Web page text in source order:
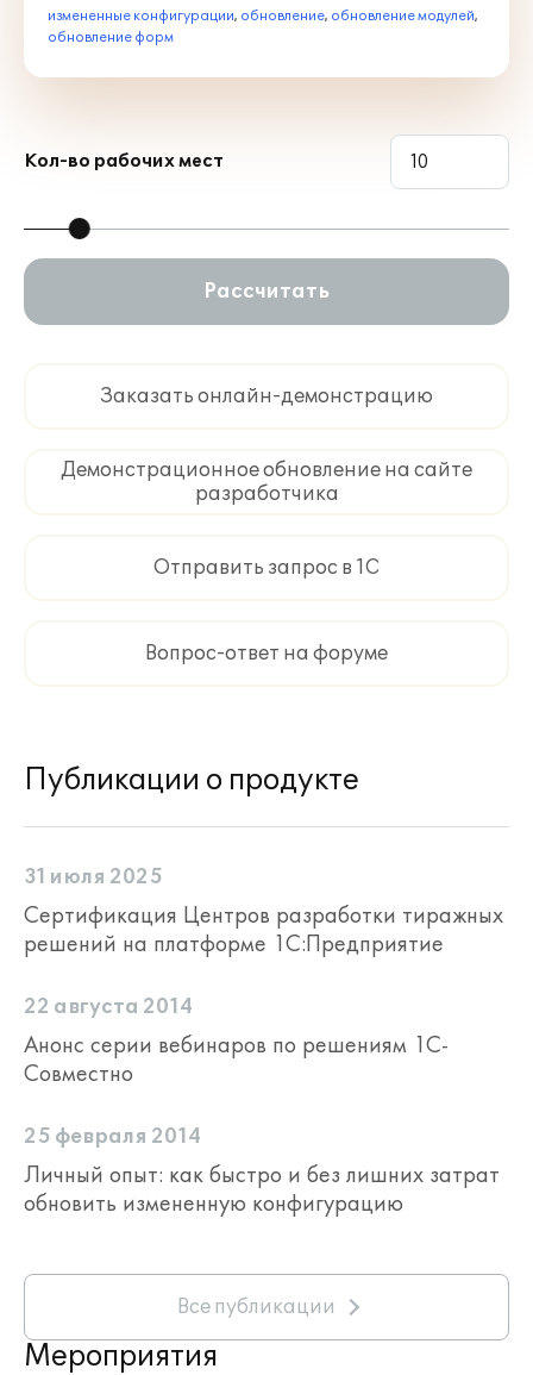
измененные конфигурации, обновление, обновление модулей,
обновление форм
Кол-во рабочих мест
Рассчитать
Заказать онлайн-демонстрацию
Демонстрационное обновление на сайте
разработчика
Отправить запрос в 1С
Вопрос-ответ на форуме
Публикации о продукте
31 июля 2025
Сертификация Центров разработки тиражных
решений на платформе 1С:Предприятие
22 августа 2014
Анонс серии вебинаров по решениям 1С-
Совместно
25 февраля 2014
Личный опыт: как быстро и без лишних затрат
обновить измененную конфигурацию
Все публикации
Мероприятия